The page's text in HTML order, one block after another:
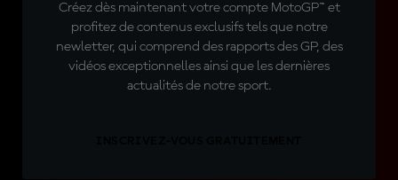
Créez dès maintenant votre compte MotoGP™ et
profitez de contenus exclusifs tels que notre
newletter, qui comprend des rapports des GP, des
vidéos exceptionnelles ainsi que les dernières
actualités de notre sport.